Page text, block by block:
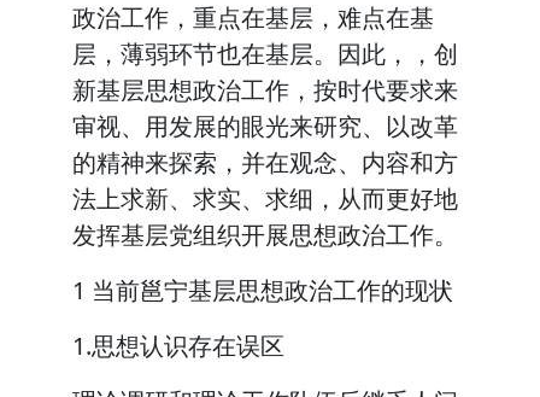
政治工作，重点在基层，难点在基
层，薄弱环节也在基层。因此，，创
新基层思想政治工作，按时代要求来
审视、用发展的眼光来研究、以改革
的精神来探索，并在观念、内容和方
法上求新、求实、求细，从而更好地
发挥基层党组织开展思想政治工作。
1 当前邕宁基层思想政治工作的现状
1.思想认识存在误区